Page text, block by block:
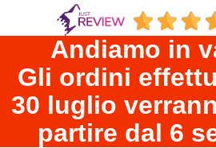
Andiamo in
Gli ordini
30 luglio
partire dal 6